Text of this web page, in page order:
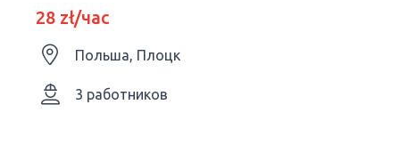
28 zł/час
Польша, Плоцк
3 работников